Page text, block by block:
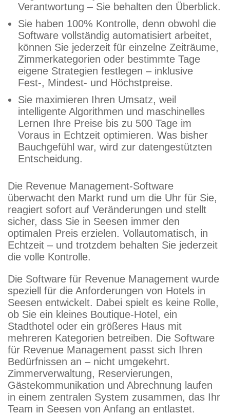
Verantwortung – Sie behalten den Überblick.
Sie haben 100% Kontrolle, denn obwohl die
Software vollständig automatisiert arbeitet,
können Sie jederzeit für einzelne Zeiträume,
Zimmerkategorien oder bestimmte Tage
eigene Strategien festlegen – inklusive
Fest-, Mindest- und Höchstpreise.
Sie maximieren Ihren Umsatz, weil
intelligente Algorithmen und maschinelles
Lernen Ihre Preise bis zu 500 Tage im
Voraus in Echtzeit optimieren. Was bisher
Bauchgefühl war, wird zur datengestützten
Entscheidung.
Die Revenue Management-Software
überwacht den Markt rund um die Uhr für Sie,
reagiert sofort auf Veränderungen und stellt
sicher, dass Sie in Seesen immer den
optimalen Preis erzielen. Vollautomatisch, in
Echtzeit – und trotzdem behalten Sie jederzeit
die volle Kontrolle.
Die Software für Revenue Management wurde
speziell für die Anforderungen von Hotels in
Seesen entwickelt. Dabei spielt es keine Rolle,
ob Sie ein kleines Boutique-Hotel, ein
Stadthotel oder ein größeres Haus mit
mehreren Kategorien betreiben. Die Software
für Revenue Management passt sich Ihren
Bedürfnissen an – nicht umgekehrt.
Zimmerverwaltung, Reservierungen,
Gästekommunikation und Abrechnung laufen
in einem zentralen System zusammen, das Ihr
Team in Seesen von Anfang an entlastet.